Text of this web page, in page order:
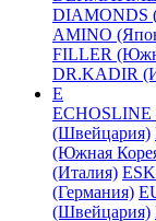
DIAMONDS
AMINO
FILLER
DR.KADIR
E
ECHOSLINE
(Швейцария)
(Южная
(Италия)
(Германия)
(Швейцария)